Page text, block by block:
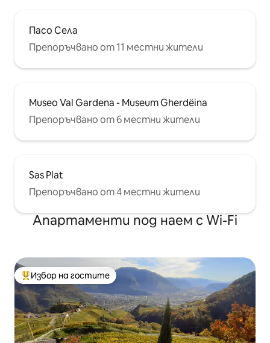
Пасо Села
Препоръчвано от 11 местни жители
Museo Val Gardena - Museum Gherdëina
Препоръчвано от 6 местни жители
Sas Plat
Препоръчвано от 4 местни жители
Апартаменти под наем с Wi-Fi
Най-популярен избор на гостите
Избор на гостите